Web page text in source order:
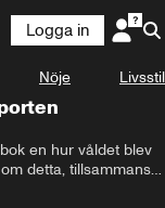
Logga in
Nöje Livsstil
en hur våldet blev
detta, tillsammans